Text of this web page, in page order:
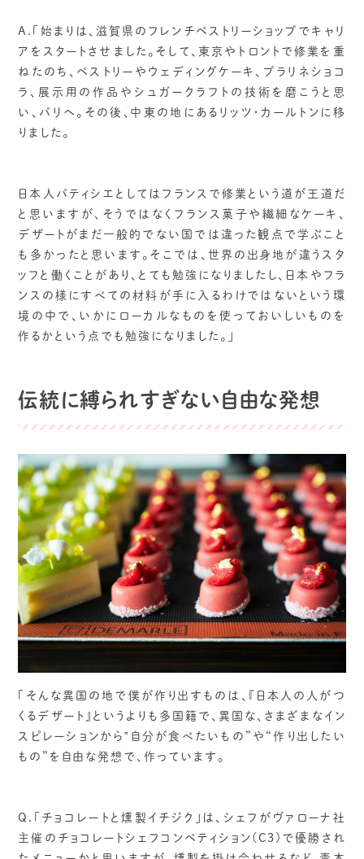
A.「始まりは、滋賀県のフレンチペストリーショップでキャリ
アをスタートさせました。そして、東京やトロントで修業を重
ねたのち、ペストリーやウェディングケーキ、プラリネショコ
ラ、展示用の作品やシュガークラフトの技術を磨こうと思
い、パリへ。その後、中東の地にあるリッツ・カールトンに移
りました。
日本人パティシエとしてはフランスで修業という道が王道だ
と思いますが、そうではなくフランス菓子や繊細なケーキ、
デザートがまだ一般的でない国では違った観点で学ぶこと
も多かったと思います。そこでは、世界の出身地が違うスタ
ッフと働くことがあり、とても勉強になりましたし、日本やフラ
ンスの様にすべての材料が手に入るわけではないという環
境の中で、いかにローカルなものを使っておいしいものを
作るかという点でも勉強になりました。」
伝統に縛られすぎない自由な発想
「そんな異国の地で僕が作り出すものは、『日本人の人がつ
くるデザート』というよりも多国籍で、異国な、さまざまなイン
スピレーションから‟自分が食べたいもの”や“作り出したい
もの”を自由な発想で、作っています。
Q.「チョコレートと燻製イチジク」は、シェフがヴァローナ社
主催のチョコレートシェフコンペティション(C3)で優勝され